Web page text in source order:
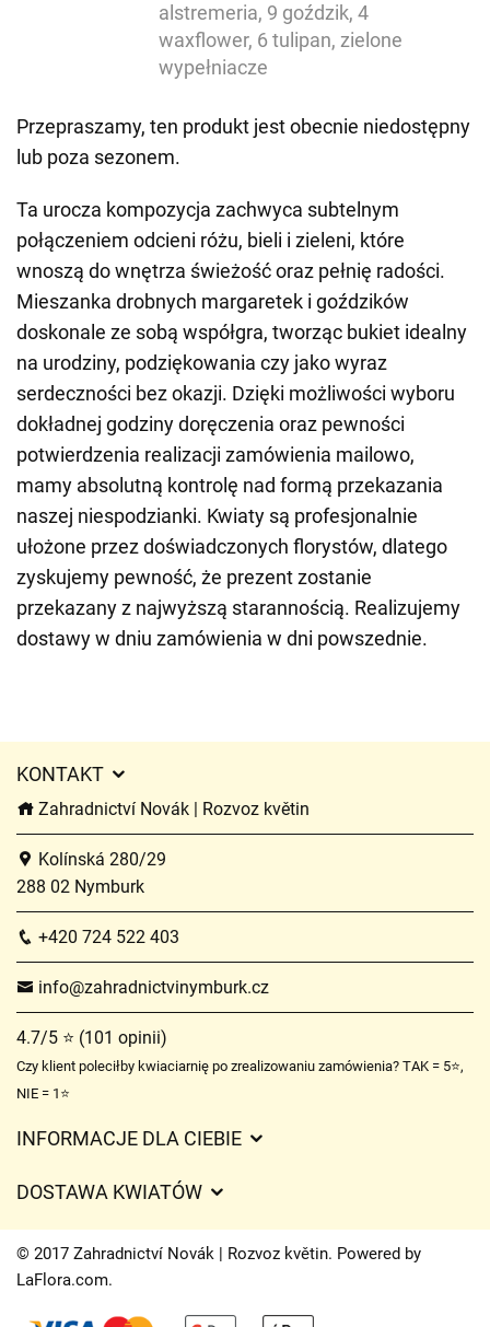
alstremeria, 9 goździk, 4
waxflower, 6 tulipan, zielone
wypełniacze
Przepraszamy, ten produkt jest obecnie niedostępny
lub poza sezonem.
Ta urocza kompozycja zachwyca subtelnym
połączeniem odcieni różu, bieli i zieleni, które
wnoszą do wnętrza świeżość oraz pełnię radości.
Mieszanka drobnych margaretek i goździków
doskonale ze sobą współgra, tworząc bukiet idealny
na urodziny, podziękowania czy jako wyraz
serdeczności bez okazji. Dzięki możliwości wyboru
dokładnej godziny doręczenia oraz pewności
potwierdzenia realizacji zamówienia mailowo,
mamy absolutną kontrolę nad formą przekazania
naszej niespodzianki. Kwiaty są profesjonalnie
ułożone przez doświadczonych florystów, dlatego
zyskujemy pewność, że prezent zostanie
przekazany z najwyższą starannością. Realizujemy
dostawy w dniu zamówienia w dni powszednie.
KONTAKT
Zahradnictví Novák | Rozvoz květin
Kolínská 280/29
288 02 Nymburk
+420 724 522 403
info@zahradnictvinymburk.cz
4.7/5 ⭐ (101 opinii)
Czy klient poleciłby kwiaciarnię po zrealizowaniu zamówienia? TAK = 5⭐,
NIE = 1⭐
INFORMACJE DLA CIEBIE
Czasy dostawy kwiatów – przegląd możliwości
DOSTAWA KWIATÓW
Opłaty za dostawę
Gdzie dostarczamy kwiaty
© 2017 Zahradnictví Novák | Rozvoz květin. Powered by
LaFlora.com.